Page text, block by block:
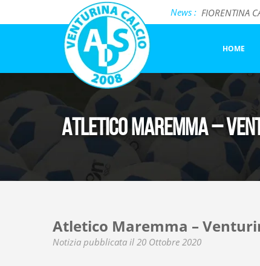
News : FIORENTINA
Incontro
HOME
Atletico Maremma –
Atletico Maremma –
Notizia pubblicata il 20 Ottobre 2020